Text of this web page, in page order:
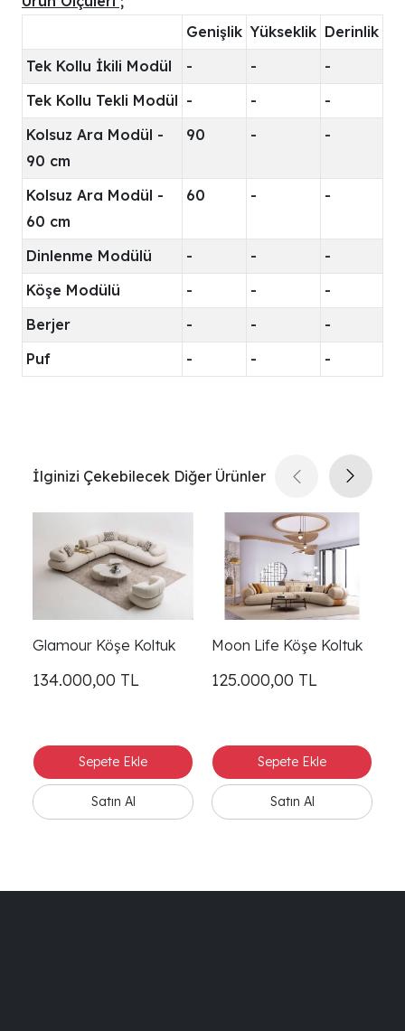
Genişlik Yükseklik Derinlik
Tek Kollu İkili Modül
- -
-
Tek Kollu Tekli Modül - -
-
Kolsuz Ara Modül -
90 cm
90 - -
Kolsuz Ara Modül -
60 cm
60 - -
Dinlenme Modülü - -
-
Köşe Modülü
- -
-
Berjer
- -
-
Puf
- - -
İlginizi Çekebilecek Diğer Ürünler
Glamour Köşe Koltuk
134.000,00 TL
Moon Life Köşe Koltuk
125.000,00 TL